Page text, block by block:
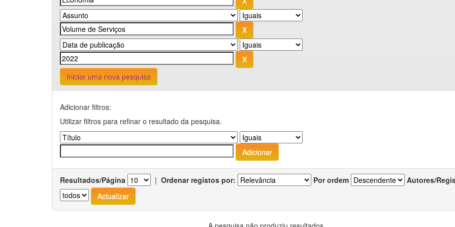
Iniciar uma nova pesquisa
Adicionar filtros:
Utilizar filtros para refinar o resultado da pesquisa.
Resultados/Página | Ordenar registos por: Por ordem Autores/